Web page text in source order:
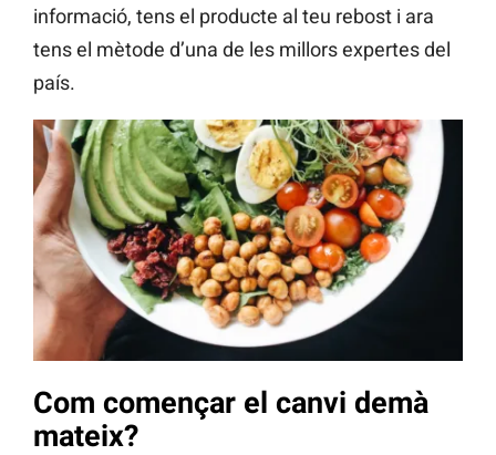
informació, tens el producte al teu rebost i ara
tens el mètode d’una de les millors expertes del
país.
Com començar el canvi demà
mateix?